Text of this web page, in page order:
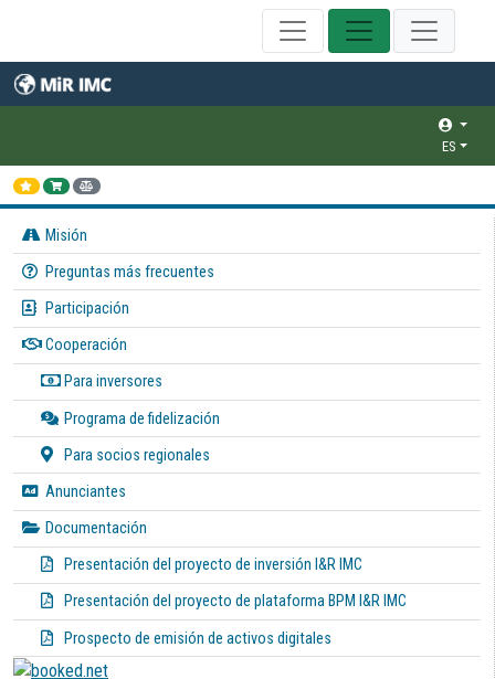
ES
Misión
Preguntas más frecuentes
Participación
Cooperación
Para inversores
Programa de fidelización
Para socios regionales
Anunciantes
Documentación
Presentación del proyecto de inversión I&R IMC
Presentación del proyecto de plataforma BPM I&R IMC
Prospecto de emisión de activos digitales